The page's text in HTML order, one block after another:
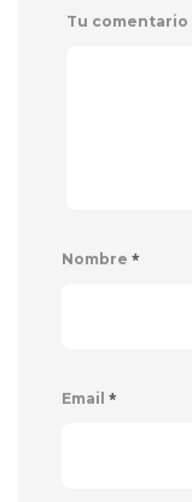
Tu comentario
Nombre *
Email *